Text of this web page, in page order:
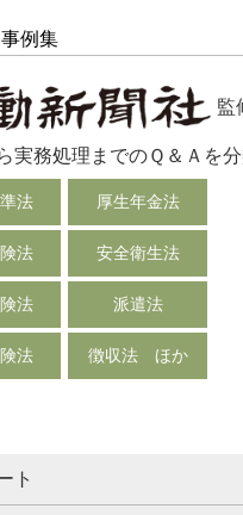
例集
監
実務処理までのＱ＆Ａを
法 厚生年金法
法 安全衛生法
法 派遣法
法 徴収法 ほか
ト